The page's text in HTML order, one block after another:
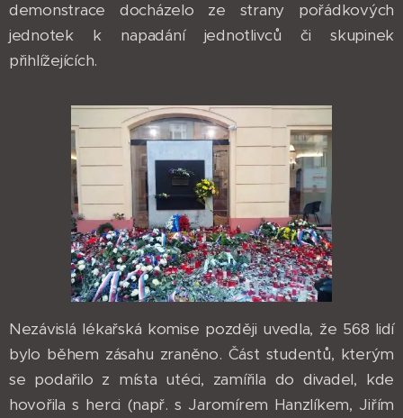
demonstrace docházelo ze strany pořádkových
jednotek k napadání jednotlivců či skupinek
přihlížejících.
Nezávislá lékařská komise později uvedla, že 568 lidí
bylo během zásahu zraněno. Část studentů, kterým
se podařilo z místa utéci, zamířila do divadel, kde
hovořila s herci (např. s Jaromírem Hanzlíkem, Jiřím